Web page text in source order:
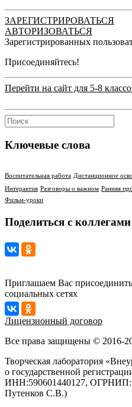
ЗАРЕГИСТРИРОВАТЬСЯ
АВТОРИЗОВАТЬСЯ
Зарегистрированных
Присоединяйтесь!
Перейти на сайт для 5-8
Ключевые слова
Воспитательная работа Дистанционное
Интерактив Разговоры о важном Ранняя
Фильм-уроки
Поделиться с коллегами
Приглашаем Вас
социальных сетях
Лицензионный договор
Все права защищены © 2016-
Творческая лаборатория
о государственной
ИНН:590601440127, ОГРНИП:
Путенков С.В.)